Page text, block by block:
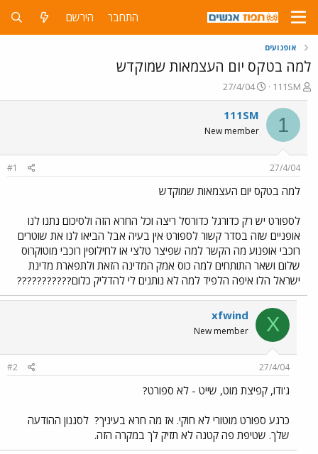
התחבר הירשם
אופנועים
למה בטקס יום העצמאות שמוקדש
פ
ו
ת
ח
ה
ש
א
111SM
פ
ו
ר
ם
ר
27/4/04
1
111SM
New member
27/4/04
#1
למה בטקס יום העצמאות שמוקדש
לספורט יש רק כדורגל כדורסל ריצה וכל החרא הזה ולסיכום נתנו לנו
אופניים שזה בסדר קשור לספורט אין בעיה אבל הביאו לנו את שוטרים
רוכבי אופנוע מה הקשר למה שפיצר טלצי או לחילופין רוכבי מוטוקרוס
שלום ושאר התותחים למה כוס אמק המדינה הזאת ולתפארת מדינת
ישראל הלו איפה הלפיד למה לא נותנים לי להדליק כלום???????????
X
xfwind
New member
27/4/04
#2
ג'ודו, קפיצת מוט, שייט - לא ספורט?
כרגע ספורט מוטורי לא חוקי. אז מה חרא בעיניך? לסגנון ההודעה
שלך. שטיפת פה קטנה לא תזיק לך במקרה הזה.